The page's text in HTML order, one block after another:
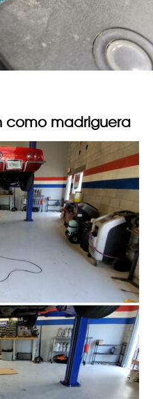
como madriguera